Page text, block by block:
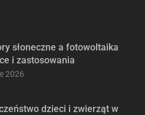
słoneczne a fotowoltaika
i zastosowania
2026
dzieci i zwierząt w